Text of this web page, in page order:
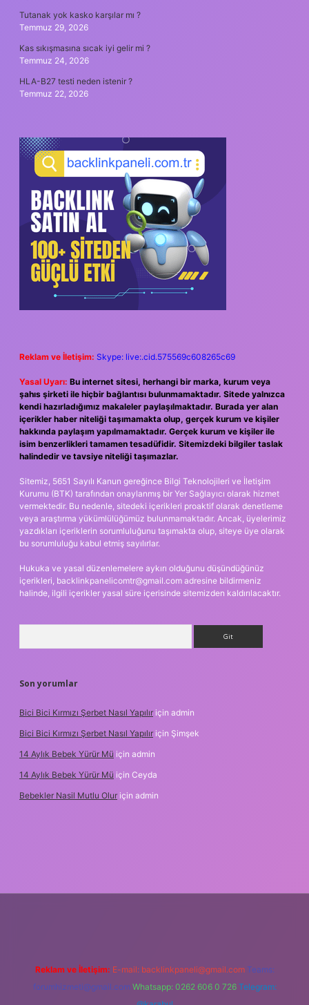
Tutanak yok kasko karşılar mı ?
Temmuz 29, 2026
Kas sıkışmasına sıcak iyi gelir mi ?
Temmuz 24, 2026
HLA-B27 testi neden istenir ?
Temmuz 22, 2026
Reklam ve İletişim: Skype: live:.cid.575569c608265c69
Yasal Uyarı: Bu internet sitesi, herhangi bir marka, kurum veya
şahıs şirketi ile hiçbir bağlantısı bulunmamaktadır. Sitede yalnızca
kendi hazırladığımız makaleler paylaşılmaktadır. Burada yer alan
içerikler haber niteliği taşımamakta olup, gerçek kurum ve kişiler
hakkında paylaşım yapılmamaktadır. Gerçek kurum ve kişiler ile
isim benzerlikleri tamamen tesadüfidir. Sitemizdeki bilgiler taslak
halindedir ve tavsiye niteliği taşımazlar.
Sitemiz, 5651 Sayılı Kanun gereğince Bilgi Teknolojileri ve İletişim
Kurumu (BTK) tarafından onaylanmış bir Yer Sağlayıcı olarak hizmet
vermektedir. Bu nedenle, sitedeki içerikleri proaktif olarak denetleme
veya araştırma yükümlülüğümüz bulunmamaktadır. Ancak, üyelerimiz
yazdıkları içeriklerin sorumluluğunu taşımakta olup, siteye üye olarak
bu sorumluluğu kabul etmiş sayılırlar.
Hukuka ve yasal düzenlemelere aykırı olduğunu düşündüğünüz
içerikleri, backlinkpanelicomtr@gmail.com adresine bildirmeniz
halinde, ilgili içerikler yasal süre içerisinde sitemizden kaldırılacaktır.
Son yorumlar
Bici Bici Kırmızı Şerbet Nasıl Yapılır için admin
Bici Bici Kırmızı Şerbet Nasıl Yapılır için Şimşek
14 Aylık Bebek Yürür Mü için admin
14 Aylık Bebek Yürür Mü için Ceyda
Bebekler Nasil Mutlu Olur için admin
Reklam ve İletişim: E-mail: backlinkpaneli@gmail.com Teams:
forumhizmeti@gmail.com Whatsapp: 0262 606 0 726 Telegram: